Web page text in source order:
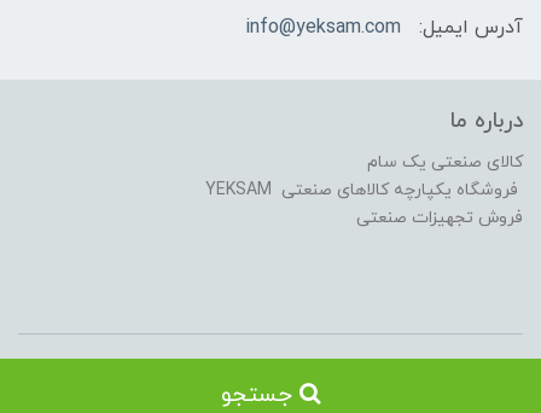
آدرس ایمیل:
info@yeksam.com
درباره ما
کالای صنعتی یک سام
فروشگاه یکپارچه کالاهای صنعتی YEKSAM
فروش تجهیزات صنعتی
2018-2021 YEKSAM T.L. All rights reserved